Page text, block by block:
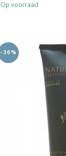
Op voorraad
-36%